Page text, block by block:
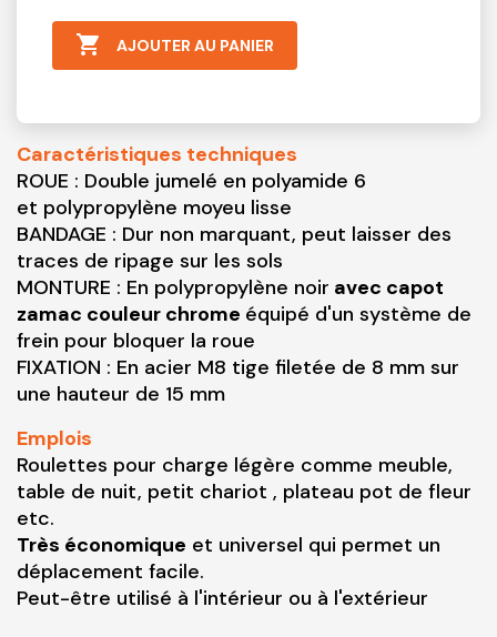
 AJOUTER AU PANIER
Caractéristiques techniques
ROUE : Double jumelé en polyamide 6
et polypropylène moyeu lisse
BANDAGE : Dur non marquant, peut laisser des
traces de ripage sur les sols
MONTURE : En polypropylène noir avec capot
zamac couleur chrome équipé d'un système de
frein pour bloquer la roue
FIXATION : En acier M8 tige filetée de 8 mm sur
une hauteur de 15 mm
Emplois
Roulettes pour charge légère comme meuble,
table de nuit, petit chariot , plateau pot de fleur
etc.
Très économique et universel qui permet un
déplacement facile.
Peut-être utilisé à l'intérieur ou à l'extérieur